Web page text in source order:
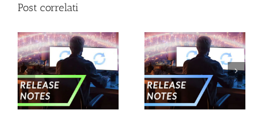
Post correlati
Nuove release –
Gennaio 2025
Nuove release –
Novembre 2024